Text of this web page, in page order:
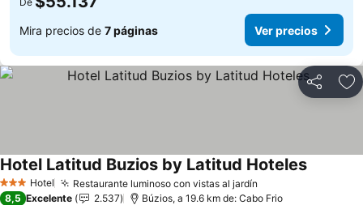
Mira precios de 7 páginas Ver precios
Compartir
3 Estrellas
Hotel Restaurante luminoso con vistas al jardín
Hotel Latitud Buzios by Latitud HotelesVer
8,5 Excelente 2.537 Búzios, a 19.6 km de: Cabo Frio